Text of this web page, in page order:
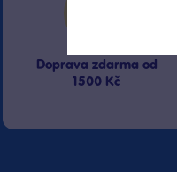
Doprava zdarma od
1500 Kč